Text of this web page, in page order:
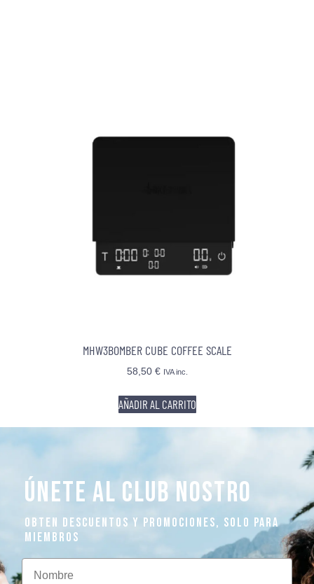
MHW3BOMBER CUBE COFFEE SCALE
58,50 € IVA inc.
AÑADIR AL CARRITO
ÚNETE AL CLUB NOSTRO
OBTEN DESCUENTOS Y PROMOCIONES, SOLO PARA
MIEMBROS
Nombre